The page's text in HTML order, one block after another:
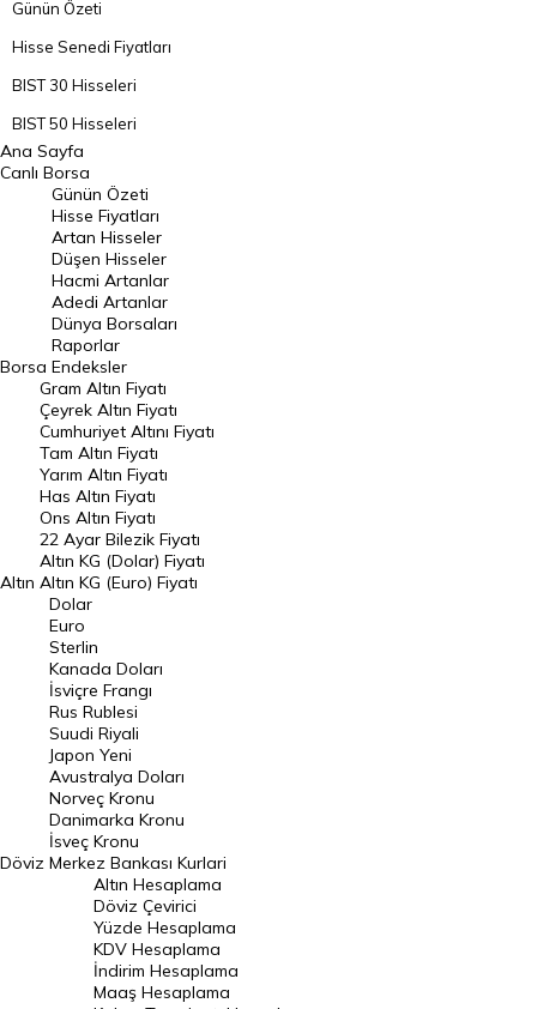
Günün Özeti
Hisse Senedi Fiyatları
BIST 30 Hisseleri
BIST 50 Hisseleri
BIST 100 Hisseleri
En Çok Artan Hisseler
En Çok Düşen Hisseler
Hacmi Artanlar
Geçmiş Kapanışlar
Dünya Borsaları
Raporlar
Endeksler
DÖVİZ
Döviz Kuru
Dolar Kuru
Euro Kuru
Pound Kuru
Frank Kuru
Riyal Kuru
Avustralya Doları
Danimarka Kronu Kuru
Kanada Doları Kuru
Norveç Kronu Kuru
İsveç Kronu Kuru
Japon Yeni Kuru
Serbest Piyasa Döviz Kurları
Ana Sayfa
Canlı Borsa
Borsa
Günün Özeti
Hisse Fiyatları
Artan Hisseler
Düşen Hisseler
Hacmi Artanlar
Adedi Artanlar
Dünya Borsaları
Raporlar
Endeksler
Altın
Gram Altın Fiyatı
Çeyrek Altın Fiyatı
Cumhuriyet Altını Fiyatı
Tam Altın Fiyatı
Yarım Altın Fiyatı
Has Altın Fiyatı
Ons Altın Fiyatı
22 Ayar Bilezik Fiyatı
Altın KG (Dolar) Fiyatı
Altın KG (Euro) Fiyatı
Döviz
Dolar
Euro
Sterlin
Kanada Doları
İsviçre Frangı
Rus Rublesi
Suudi Riyali
Japon Yeni
Avustralya Doları
Norveç Kronu
Danimarka Kronu
İsveç Kronu
Merkez Bankası Kurlari
Altın Hesaplama
Döviz Çevirici
Yüzde Hesaplama
KDV Hesaplama
İndirim Hesaplama
Maaş Hesaplama